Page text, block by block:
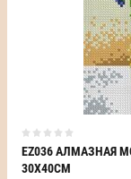
EZ036 АЛМАЗНАЯ
30Х40СМ